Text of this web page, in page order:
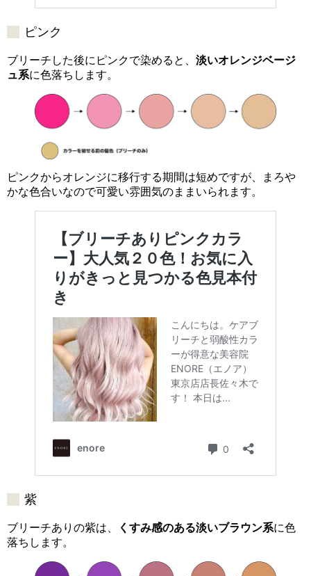
ピンク
ブリーチした後にピンクで染めると、 淡いオレンジベージ
ュ系に色落ちします。
ピンクからオレンジに移行する期間は短めですが、まろや
かな色合いなので可愛い雰囲気のままいられます。
紫
ブリーチありの紫は、 くすみ感のある淡いブラウン系に色
落ちします。